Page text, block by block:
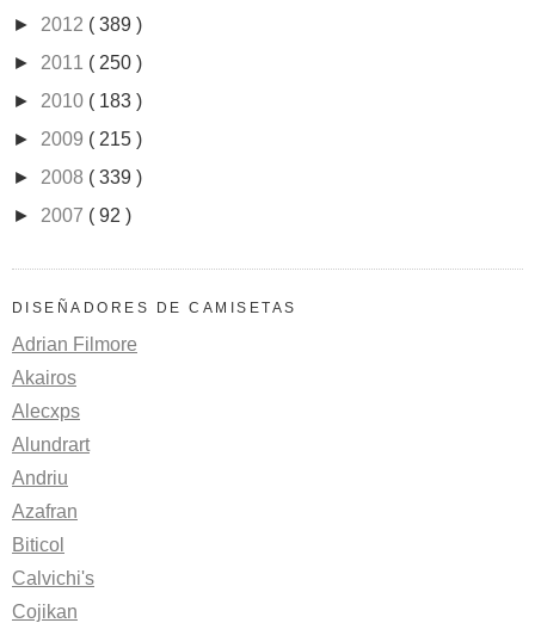
► 2012 ( 389 )
► 2011 ( 250 )
► 2010 ( 183 )
► 2009 ( 215 )
► 2008 ( 339 )
► 2007 ( 92 )
DISEÑADORES DE CAMISETAS
Adrian Filmore
Akairos
Alecxps
Alundrart
Andriu
Azafran
Biticol
Calvichi's
Cojikan